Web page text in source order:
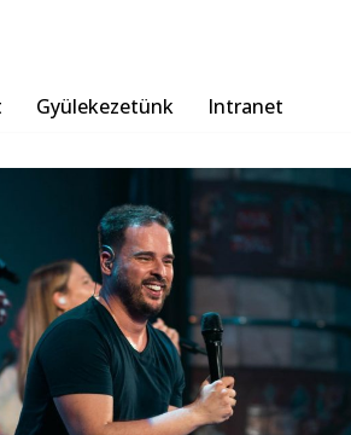
Gyülekezetünk Intranet